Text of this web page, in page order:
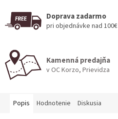
Doprava zadarmo
pri objednávke nad 100€
Kamenná predajňa
v OC Korzo, Prievidza
Popis Hodnotenie Diskusia